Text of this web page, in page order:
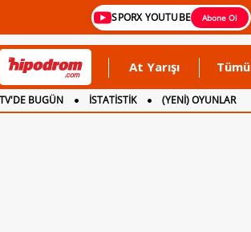
SPORX YOUTUBE Abone Ol
At Yarışı Tümü
TV'DE BUGÜN İSTATİSTİK
(YENİ) OYUNLAR